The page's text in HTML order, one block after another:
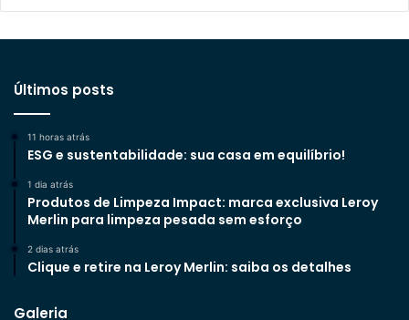
Últimos posts
11 horas atrás
ESG e sustentabilidade: sua casa em equilíbrio!
1 dia atrás
Produtos de Limpeza Impact: marca exclusiva Leroy
Merlin para limpeza pesada sem esforço
2 dias atrás
Clique e retire na Leroy Merlin: saiba os detalhes
Galeria